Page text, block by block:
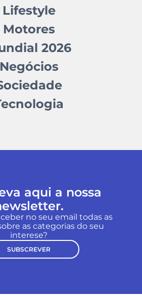
Lifestyle
Motores
2026
Negócios
aqui a nossa
no seu email todas as
as categorias do seu
interese?
SUBSCREVER